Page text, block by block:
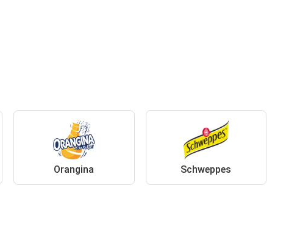
Orangina Schweppes